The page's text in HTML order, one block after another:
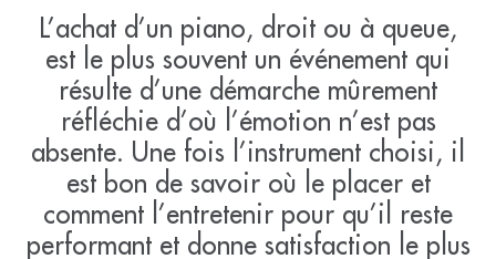
L’achat d’un piano, droit ou à queue,
est le plus souvent un événement qui
résulte d’une démarche mûrement
réfléchie d’où l’émotion n’est pas
absente. Une fois l’instrument choisi, il
est bon de savoir où le placer et
comment l’entretenir pour qu’il reste
performant et donne satisfaction le plus